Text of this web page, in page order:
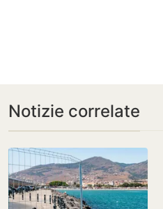
Notizie correlate